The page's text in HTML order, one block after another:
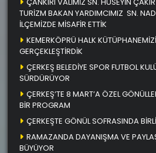
TURİZM BAKAN YARDIMCIMIZ SN.
İLÇEMİZDE MİSAFİR ETTİK
KEMERKÖPRÜ HALK
GERÇEKLEŞTİRDİK
ÇERKEŞ BELEDİYE SPOR FUTBOL
SÜRDÜRÜYOR
ÇERKEŞ’TE 8 MART’A ÖZEL
BİR PROGRAM
ÇERKEŞTE GÖNÜL SOFRASINDA
RAMAZANDA DAYANIŞMA VE
BÜYÜYOR